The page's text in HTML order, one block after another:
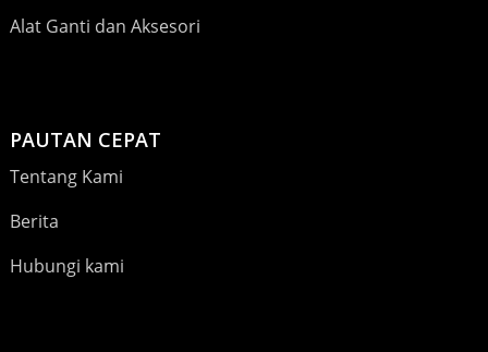
Alat Ganti dan Aksesori
PAUTAN CEPAT
Tentang Kami
Berita
Hubungi kami